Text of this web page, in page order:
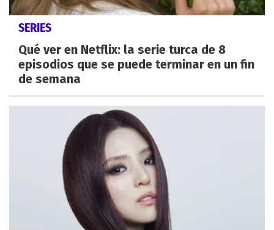
SERIES
Qué ver en Netflix: la serie turca de 8
episodios que se puede terminar en un fin
de semana